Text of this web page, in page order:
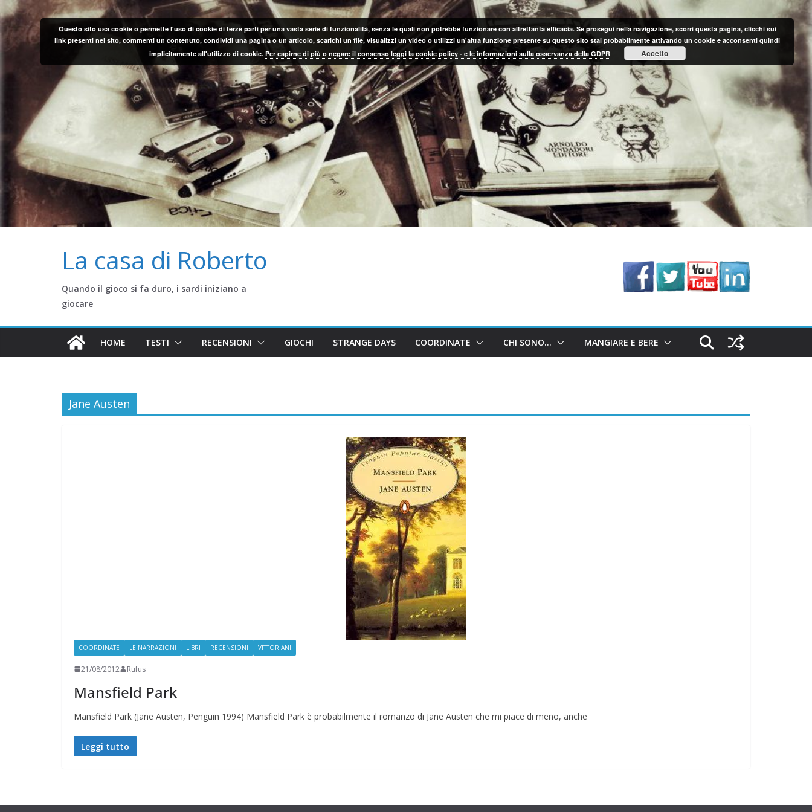
Salta
al
contenuto
La casa di Roberto
Quando il gioco si fa duro, i sardi iniziano a
giocare
HOME TESTI RECENSIONI GIOCHI STRANGE DAYS COORDINATE CHI SONO… MANGIARE E BERE
Jane Austen
COORDINATE LE NARRAZIONI LIBRI RECENSIONI VITTORIANI
21/08/2012 Rufus
Mansfield Park
Mansfield Park (Jane Austen, Penguin 1994) Mansfield Park è probabilmente il romanzo di Jane Austen che mi piace di meno, anche
Leggi tutto
Questo sito usa cookie o permette l'uso di cookie di terze parti per una vasta serie di funzionalità, senza le quali non potrebbe funzionare con altrettanta efficacia. Se prosegui nella navigazione, scorri questa pagina, clicchi sui
link presenti nel sito, commenti un contenuto, condividi una pagina o un articolo, scarichi un file, visualizzi un video o utilizzi un'altra funzione presente su questo sito stai probabilmente attivando un cookie e acconsenti quindi
implicitamente all'utilizzo di cookie. Per capirne di più o negare il consenso leggi la cookie policy - e le informazioni sulla osservanza della GDPR Accetto